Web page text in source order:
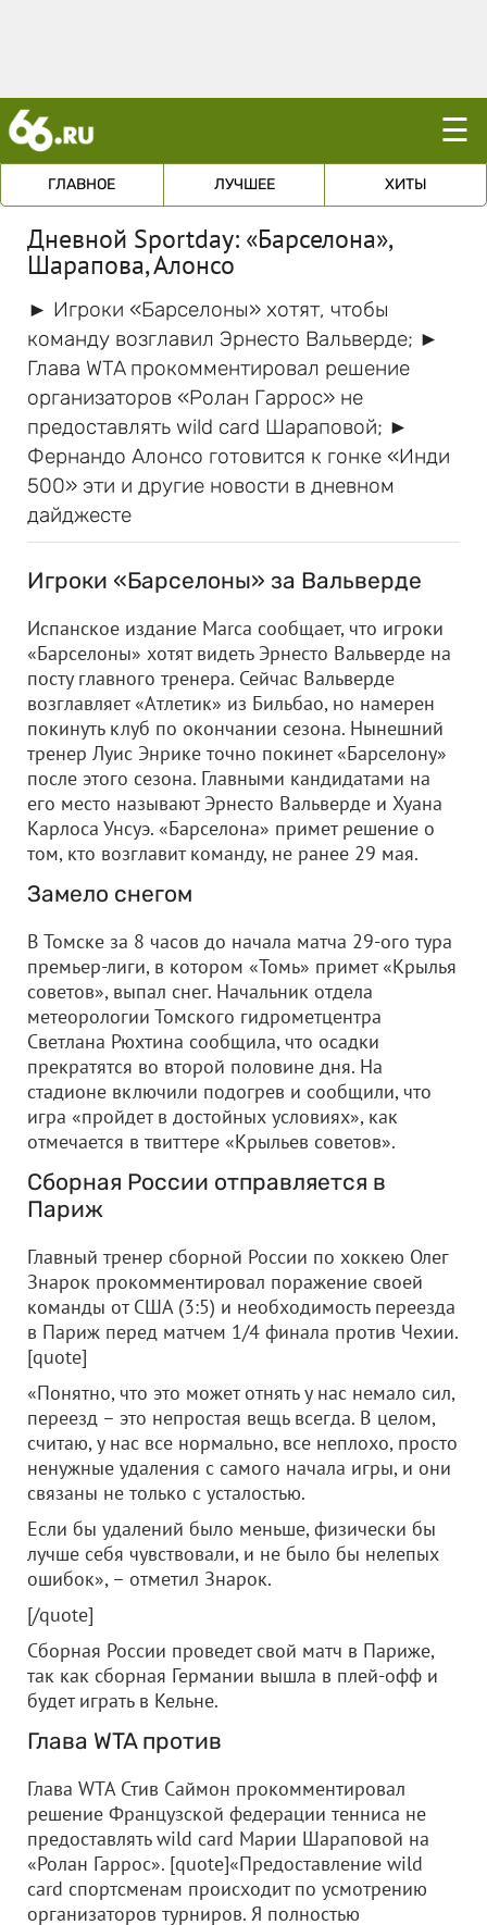
☰
ГЛАВНОЕ ЛУЧШЕЕ ХИТЫ
Дневной Sportday: «Барселона»,
Шарапова, Алонсо
► Игроки «Барселоны» хотят, чтобы
команду возглавил Эрнесто Вальверде; ►
Глава WTA прокомментировал решение
организаторов «Ролан Гаррос» не
предоставлять wild card Шараповой; ►
Фернандо Алонсо готовится к гонке «Инди
500» эти и другие новости в дневном
дайджесте
Игроки «Барселоны» за Вальверде
Испанское издание Marca сообщает, что игроки
«Барселоны» хотят видеть Эрнесто Вальверде на
посту главного тренера. Сейчас Вальверде
возглавляет «Атлетик» из Бильбао, но намерен
покинуть клуб по окончании сезона. Нынешний
тренер Луис Энрике точно покинет «Барселону»
после этого сезона. Главными кандидатами на
его место называют Эрнесто Вальверде и Хуана
Карлоса Унсуэ. «Барселона» примет решение о
том, кто возглавит команду, не ранее 29 мая.
Замело снегом
В Томске за 8 часов до начала матча 29-ого тура
премьер-лиги, в котором «Томь» примет «Крылья
советов», выпал снег. Начальник отдела
метеорологии Томского гидрометцентра
Светлана Рюхтина сообщила, что осадки
прекратятся во второй половине дня. На
стадионе включили подогрев и сообщили, что
игра «пройдет в достойных условиях», как
отмечается в твиттере «Крыльев советов».
Сборная России отправляется в
Париж
Главный тренер сборной России по хоккею Олег
Знарок прокомментировал поражение своей
команды от США (3:5) и необходимость переезда
в Париж перед матчем 1/4 финала против Чехии.
[quote]
«Понятно, что это может отнять у нас немало сил,
переезд – это непростая вещь всегда. В целом,
считаю, у нас все нормально, все неплохо, просто
ненужные удаления с самого начала игры, и они
связаны не только с усталостью.
Если бы удалений было меньше, физически бы
лучше себя чувствовали, и не было бы нелепых
ошибок», – отметил Знарок.
[/quote]
Сборная России проведет свой матч в Париже,
так как сборная Германии вышла в плей-офф и
будет играть в Кельне.
Глава WTA против
Глава WTA Стив Саймон прокомментировал
решение Французской федерации тенниса не
предоставлять wild card Марии Шараповой на
«Ролан Гаррос». [quote]«Предоставление wild
card спортсменам происходит по усмотрению
организаторов турниров. Я полностью